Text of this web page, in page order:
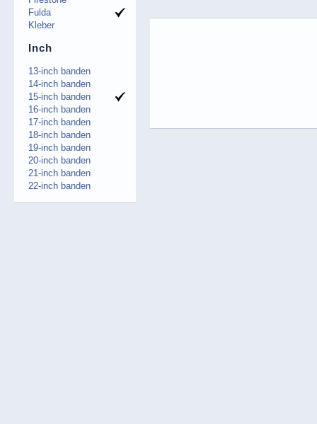
Fulda
Kleber
Inch
13-inch banden
14-inch banden
15-inch banden
16-inch banden
17-inch banden
18-inch banden
19-inch banden
20-inch banden
21-inch banden
22-inch banden